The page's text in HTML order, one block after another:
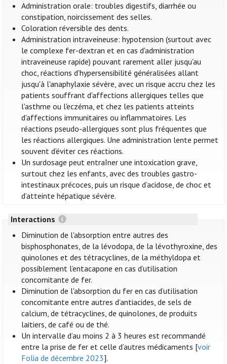
Administration orale: troubles digestifs, diarrhée ou
constipation, noircissement des selles.
Coloration réversible des dents.
Administration intraveineuse: hypotension (surtout avec
le complexe fer-dextran et en cas d'administration
intraveineuse rapide) pouvant rarement aller jusqu'au
choc, réactions d'hypersensibilité généralisées allant
jusqu'à l'anaphylaxie sévère, avec un risque accru chez les
patients souffrant d'affections allergiques telles que
l'asthme ou l'eczéma, et chez les patients atteints
d'affections immunitaires ou inflammatoires. Les
réactions pseudo-allergiques sont plus fréquentes que
les réactions allergiques. Une administration lente permet
souvent d’éviter ces réactions.
Un surdosage peut entraîner une intoxication grave,
surtout chez les enfants, avec des troubles gastro-
intestinaux précoces, puis un risque d’acidose, de choc et
d’atteinte hépatique sévère.
Interactions
Diminution de l'absorption entre autres des
bisphosphonates, de la lévodopa, de la lévothyroxine, des
quinolones et des tétracyclines, de la méthyldopa et
possiblement l’entacapone en cas d’utilisation
concomitante de fer.
Diminution de l'absorption du fer en cas d’utilisation
concomitante entre autres d’antiacides, de sels de
calcium, de tétracyclines, de quinolones, de produits
laitiers, de café ou de thé.
Un intervalle d’au moins 2 à 3 heures est recommandé
entre la prise de fer et celle d’autres médicaments [voir
Folia de décembre 2023].